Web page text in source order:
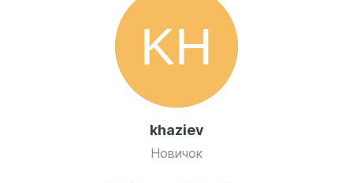
khaziev
Новичок